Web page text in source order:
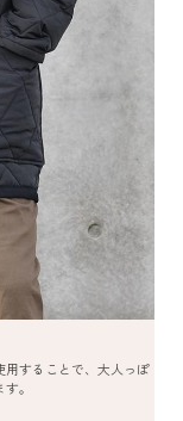
することで、大人っぽ
。